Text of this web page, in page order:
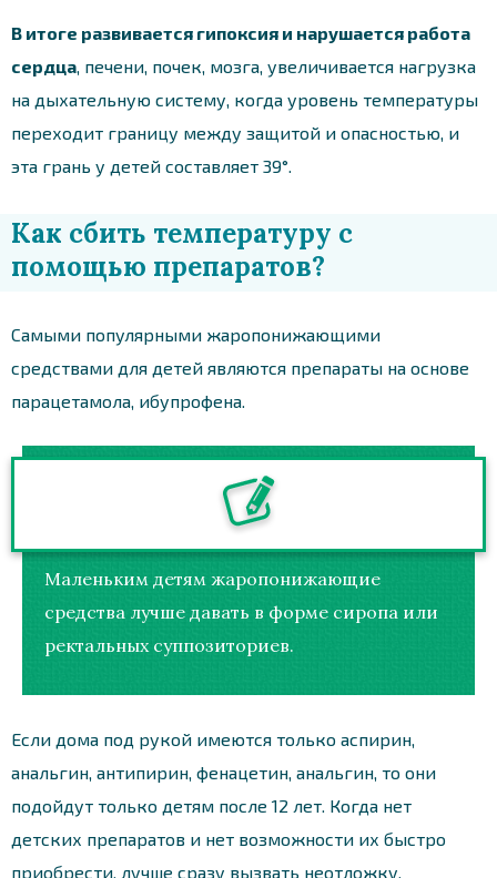
В итоге развивается гипоксия и нарушается работа
сердца, печени, почек, мозга, увеличивается нагрузка
на дыхательную систему, когда уровень температуры
переходит границу между защитой и опасностью, и
эта грань у детей составляет 39°.
Как сбить температуру с
помощью препаратов?
Самыми популярными жаропонижающими
средствами для детей являются препараты на основе
парацетамола, ибупрофена.
Маленьким детям жаропонижающие
средства лучше давать в форме сиропа или
ректальных суппозиториев.
Если дома под рукой имеются только аспирин,
анальгин, антипирин, фенацетин, анальгин, то они
подойдут только детям после 12 лет. Когда нет
детских препаратов и нет возможности их быстро
приобрести, лучше сразу вызвать неотложку.